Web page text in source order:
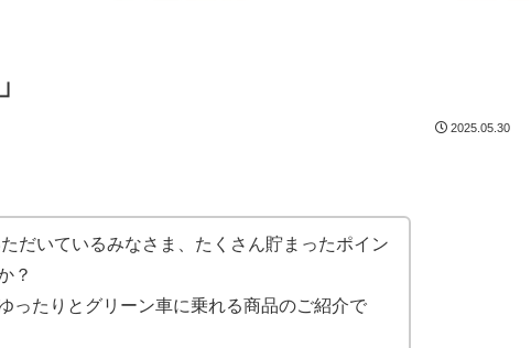
2025.05.30
だいているみなさま、たくさん貯まったポイン
？
ったりとグリーン車に乗れる商品のご紹介で